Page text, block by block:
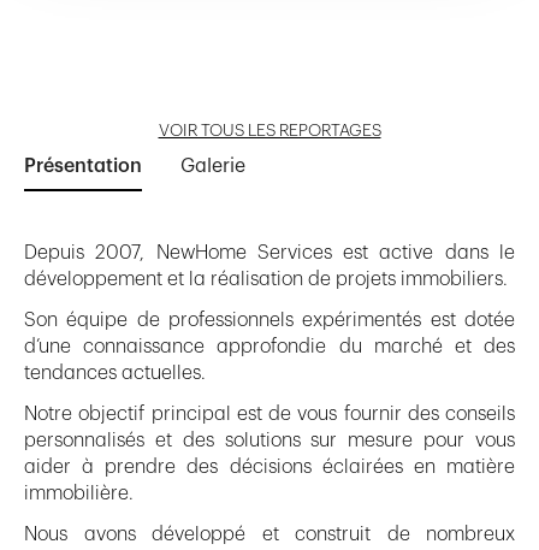
VOIR TOUS LES REPORTAGES
Présentation Galerie
Depuis 2007, NewHome Services est active dans le
développement et la réalisation de projets immobiliers.
Son équipe de professionnels expérimentés est dotée
d’une connaissance approfondie du marché et des
tendances actuelles.
Notre objectif principal est de vous fournir des conseils
personnalisés et des solutions sur mesure pour vous
aider à prendre des décisions éclairées en matière
immobilière.
Nous avons développé et construit de nombreux